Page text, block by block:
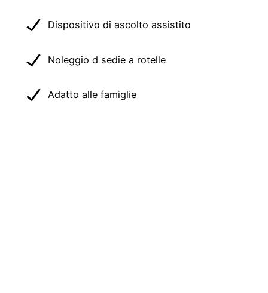
Dispositivo di ascolto assistito
Noleggio d sedie a rotelle
Adatto alle famiglie